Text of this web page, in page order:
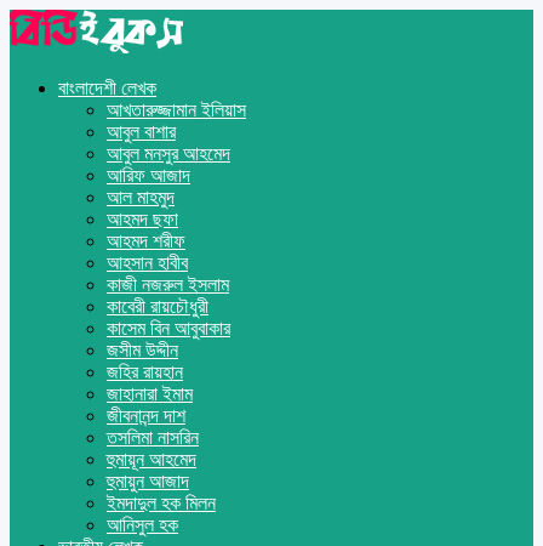
বাংলাদেশী লেখক
আখতারুজ্জামান ইলিয়াস
আবুল বাশার
আবুল মনসুর আহমেদ
আরিফ আজাদ
আল মাহমুদ
আহমদ ছফা
আহমদ শরীফ
আহসান হাবীব
কাজী নজরুল ইসলাম
কাবেরী রায়চৌধুরী
কাসেম বিন আবুবাকার
জসীম উদ্দীন
জহির রায়হান
জাহানারা ইমাম
জীবনানন্দ দাশ
তসলিমা নাসরিন
হুমায়ূন আহমেদ
হুমায়ুন আজাদ
ইমদাদুল হক মিলন
আনিসুল হক